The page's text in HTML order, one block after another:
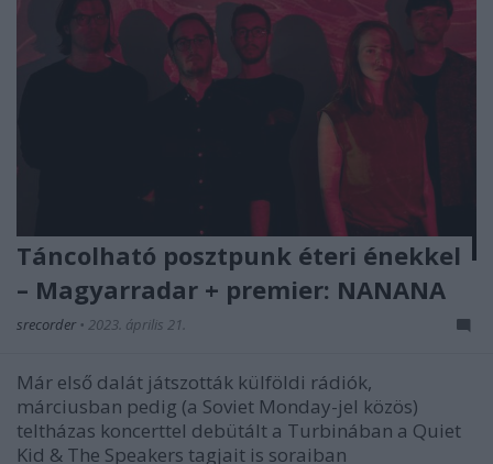
Táncolható posztpunk éteri énekkel
– Magyarradar + premier: NANANA
srecorder • 2023. április 21.
Már első dalát játszották külföldi rádiók,
márciusban pedig (a Soviet Monday-jel közös)
teltházas koncerttel debütált a Turbinában a Quiet
Kid & The Speakers tagjait is soraiban